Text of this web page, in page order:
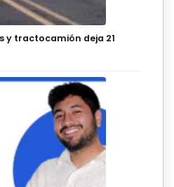
y tractocamión deja 21